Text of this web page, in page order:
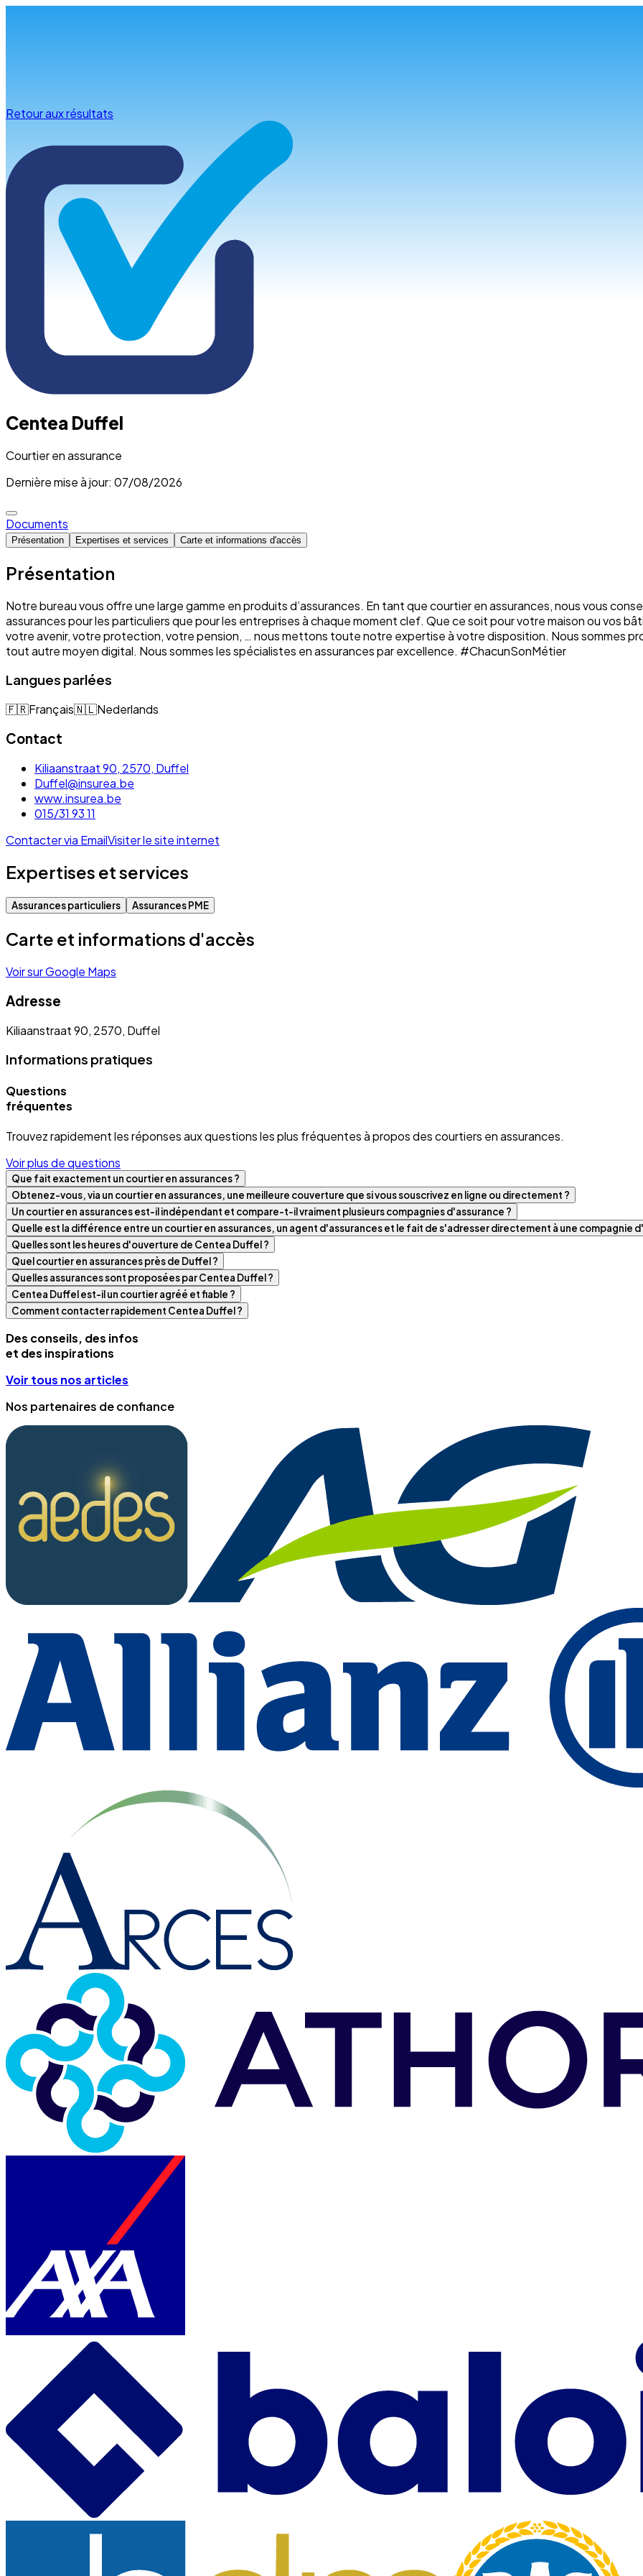
Retour aux résultats
Centea Duffel
Courtier en assurance
Dernière mise à jour: 07/08/2026
Documents
Présentation Expertises et services Carte et informations d'accès
Présentation
Notre bureau vous offre une large gamme en produits d’assurances. En tant que courtier en assurances, nous vous
assurances pour les particuliers que pour les entreprises à chaque moment clef. Que ce soit pour votre maison ou vos
votre avenir, votre protection, votre pension, … nous mettons toute notre expertise à votre disposition. Nous sommes
tout autre moyen digital. Nous sommes les spécialistes en assurances par excellence. #ChacunSonMétier
Langues parlées
🇫🇷Français🇳🇱Nederlands
Contact
Kiliaanstraat 90, 2570, Duffel
Duffel@insurea.be
www.insurea.be
015/31 93 11
Contacter via EmailVisiter le site internet
Expertises et services
Assurances particuliers Assurances PME
Carte et informations d'accès
Voir sur Google Maps
Adresse
Kiliaanstraat 90, 2570, Duffel
Informations pratiques
Questions
fréquentes
Trouvez rapidement les réponses aux questions les plus fréquentes à propos des courtiers en assurances.
Voir plus de questions
Que fait exactement un courtier en assurances ?
Obtenez-vous, via un courtier en assurances, une meilleure couverture que si vous souscrivez en ligne ou directement ?
Un courtier en assurances est-il indépendant et compare-t-il vraiment plusieurs compagnies d'assurance ?
Quelle est la différence entre un courtier en assurances, un agent d'assurances et le fait de s'adresser directement à une compagnie
Quelles sont les heures d'ouverture de Centea Duffel ?
Quel courtier en assurances près de Duffel ?
Quelles assurances sont proposées par Centea Duffel ?
Centea Duffel est-il un courtier agréé et fiable ?
Comment contacter rapidement Centea Duffel ?
Des conseils, des infos
et des inspirations
Voir tous nos articles
Nos partenaires de confiance